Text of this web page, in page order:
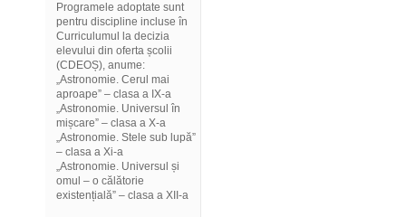
Programele adoptate sunt
pentru discipline incluse în
Curriculumul la decizia
elevului din oferta școlii
(CDEOȘ), anume:
„Astronomie. Cerul mai
aproape” – clasa a IX-a
„Astronomie. Universul în
mișcare” – clasa a X-a
„Astronomie. Stele sub lupă”
– clasa a Xi-a
„Astronomie. Universul și
omul – o călătorie
existențială” – clasa a XII-a